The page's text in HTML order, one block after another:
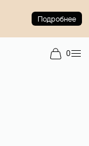
Подробнее
0